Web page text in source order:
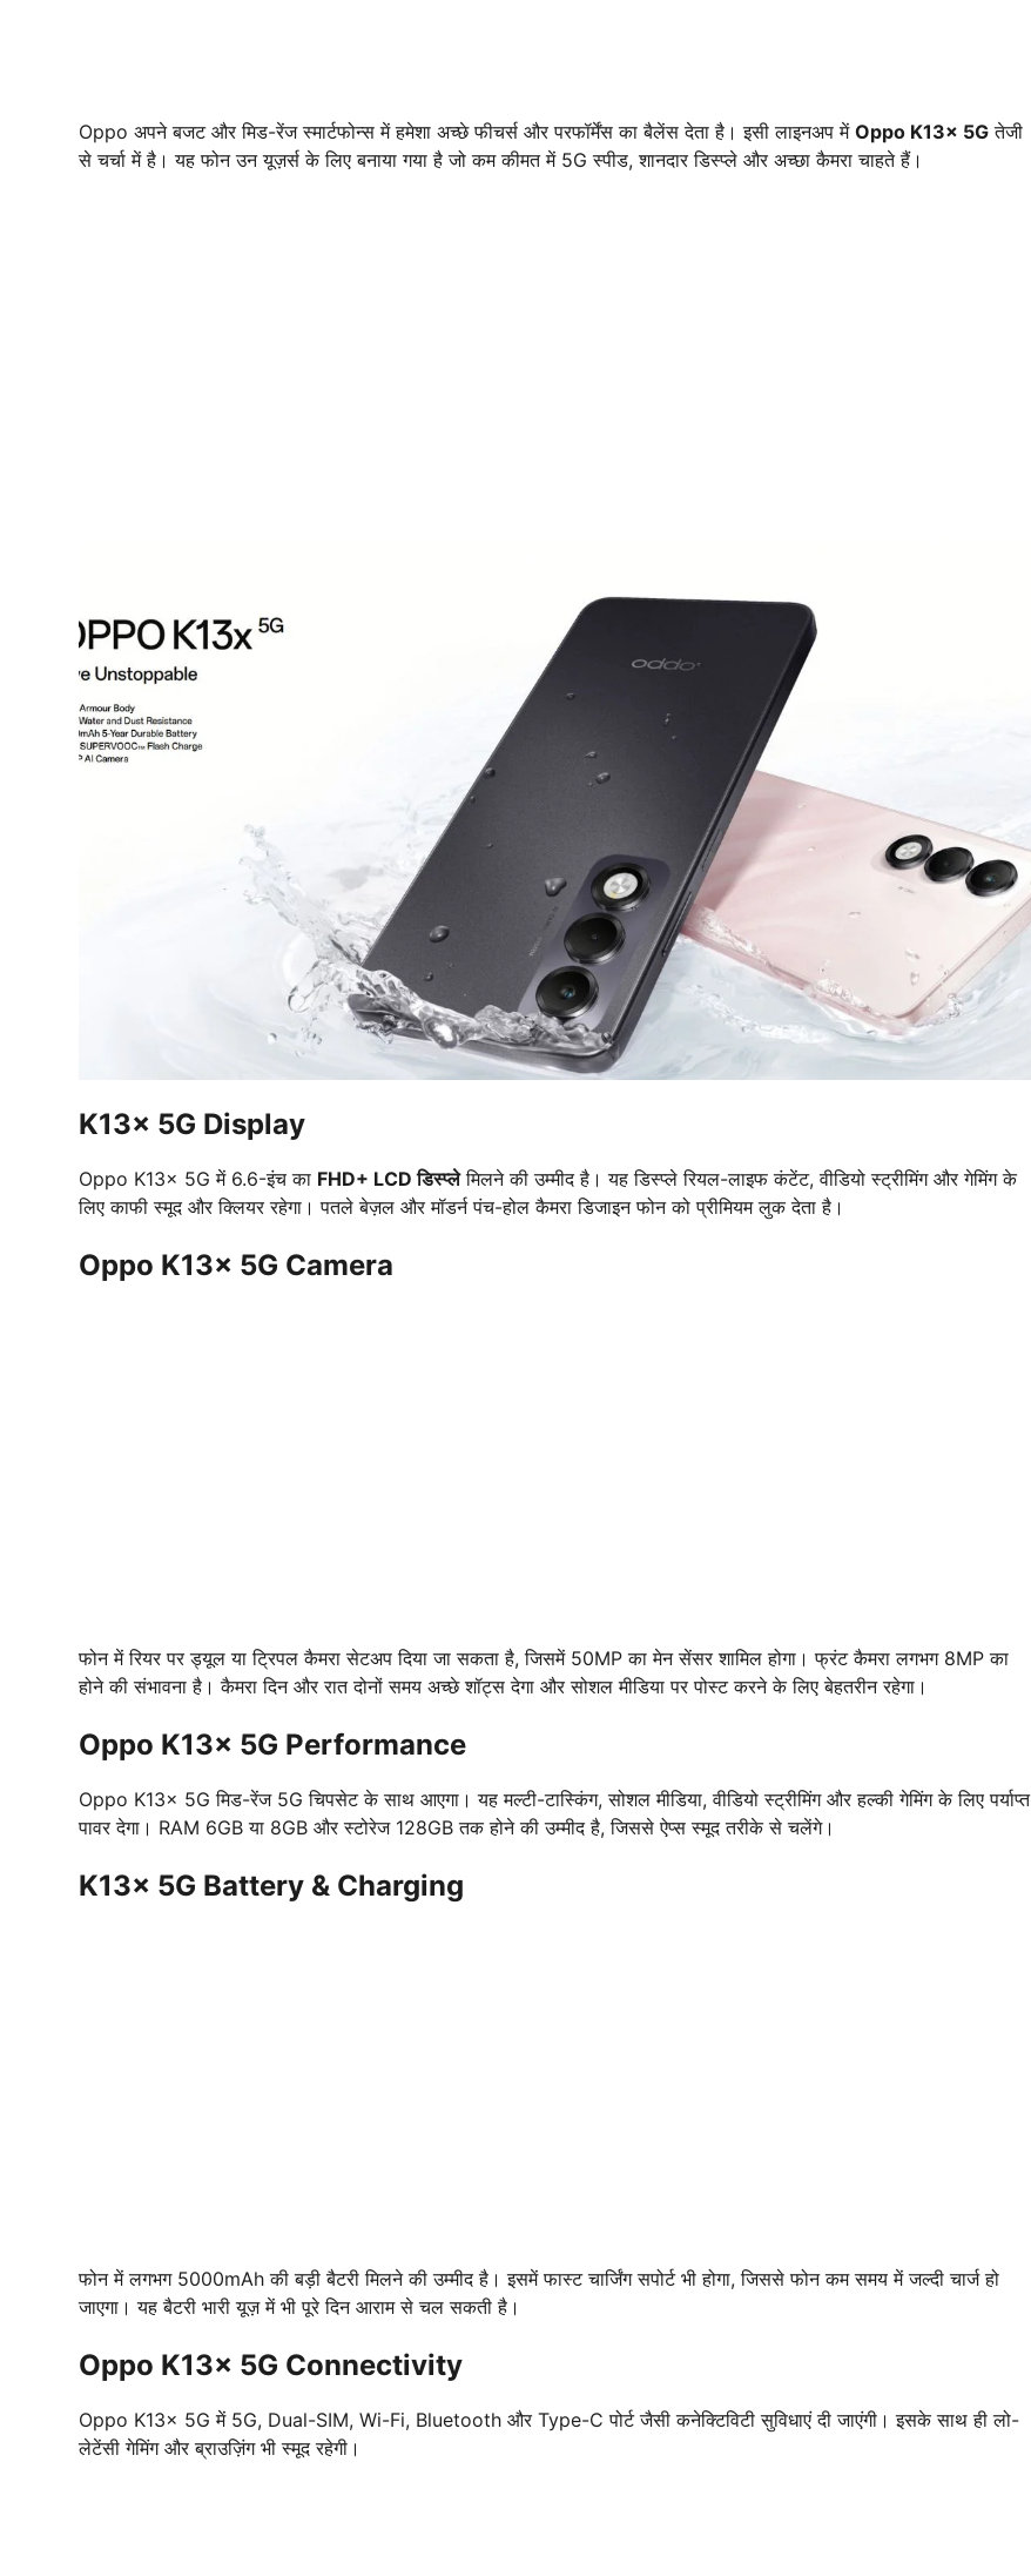
Oppo अपने बजट और मिड-रेंज स्मार्टफोन्स में हमेशा अच्छे फीचर्स और परफॉर्मेंस का बैलेंस देता है। इसी लाइनअप में Oppo K13x 5G तेजी
से चर्चा में है। यह फोन उन यूज़र्स के लिए बनाया गया है जो कम कीमत में 5G स्पीड, शानदार डिस्प्ले और अच्छा कैमरा चाहते हैं।
K13x 5G Display
Oppo K13x 5G में 6.6-इंच का FHD+ LCD डिस्प्लेमिलने की उम्मीद है। यह डिस्प्ले रियल-लाइफ कंटेंट, वीडियो स्ट्रीमिंग और गेमिंग के
लिए काफी स्मूद और क्लियर रहेगा। पतले बेज़ल और मॉडर्न पंच-होल कैमरा डिजाइन फोन को प्रीमियम लुक देता है।
Oppo K13x 5G Camera
फोन में रियर पर ड्यूल या ट्रिपल कैमरा सेटअप दिया जा सकता है, जिसमें 50MP का मेन सेंसर शामिल होगा। फ्रंट कैमरा लगभग 8MP का
होने की संभावना है। कैमरा दिन और रात दोनों समय अच्छे शॉट्स देगा और सोशल मीडिया पर पोस्ट करने के लिए बेहतरीन रहेगा।
Oppo K13x 5G Performance
Oppo K13x 5G मिड-रेंज 5G चिपसेट के साथ आएगा। यह मल्टी-टास्किंग, सोशल मीडिया, वीडियो स्ट्रीमिंग और हल्की गेमिंग के लिए पर्याप्त
पावर देगा। RAM 6GB या 8GB और स्टोरेज 128GB तक होने की उम्मीद है, जिससे ऐप्स स्मूद तरीके से चलेंगे।
K13x 5G Battery & Charging
फोन में लगभग 5000mAh की बड़ी बैटरी मिलने की उम्मीद है। इसमें फास्ट चार्जिंग सपोर्ट भी होगा, जिससे फोन कम समय में जल्दी चार्ज हो
जाएगा। यह बैटरी भारी यूज़ में भी पूरे दिन आराम से चल सकती है।
Oppo K13x 5G Connectivity
Oppo K13x 5G में 5G, Dual-SIM, Wi-Fi, Bluetooth और Type-C पोर्ट जैसी कनेक्टिविटी सुविधाएं दी जाएंगी। इसके साथ ही लो-
लेटेंसी गेमिंग और ब्राउज़िंग भी स्मूद रहेगी।